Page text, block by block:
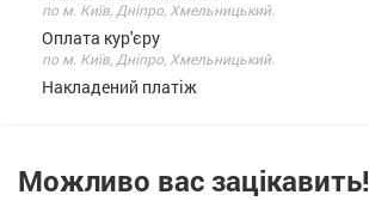
по м. Київ, Дніпро, Хмельницький.
Оплата кур'єру
по м. Київ, Дніпро, Хмельницький.
Накладений платіж
Можливо вас зацікавить!